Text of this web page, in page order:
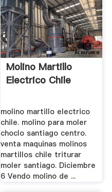
Molino Martillo
Electrico Chile
molino martillo electrico
chile. molino para moler
choclo santiago centro.
venta maquinas molinos
martillos chile triturar
moler santiago. Diciembre
6 Vendo molino de ...